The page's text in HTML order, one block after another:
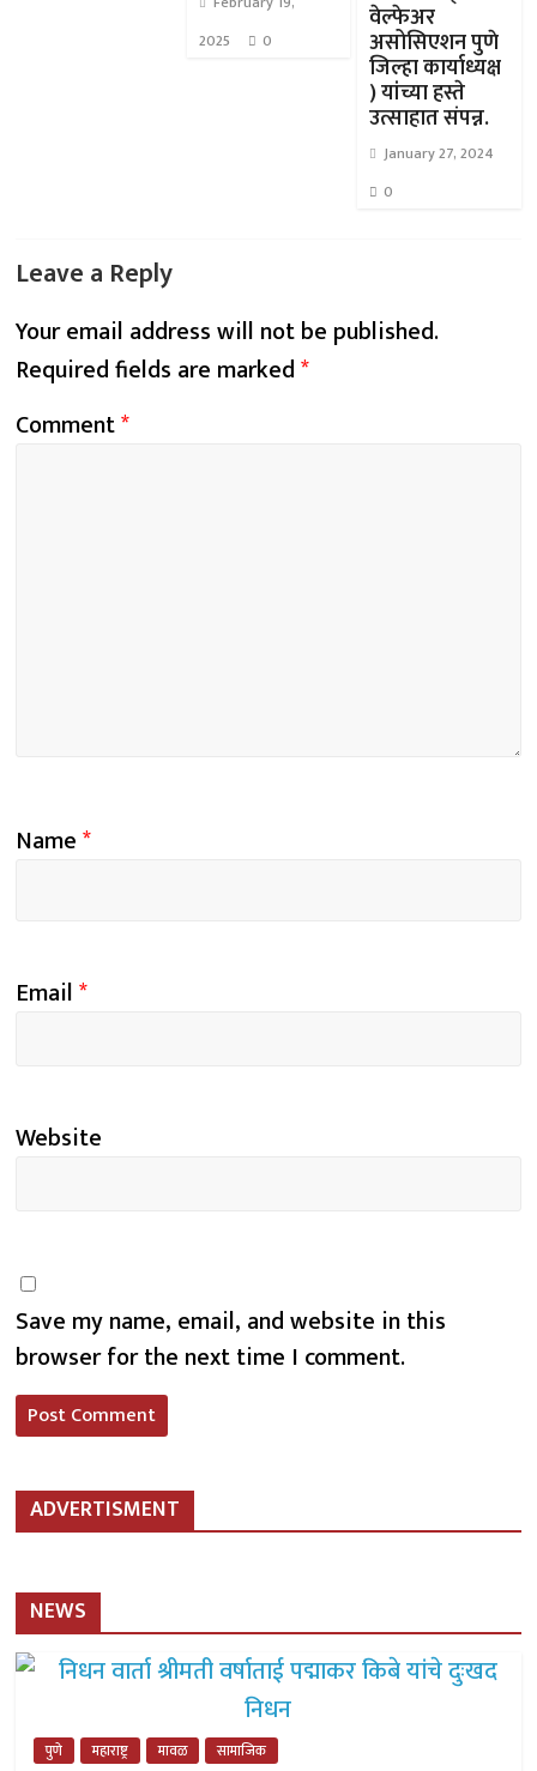
2025
0
वेल्फेअर
असोसिएशन पुणे
जिल्हा कार्याध्यक्ष
) यांच्या हस्ते
उत्साहात संपन्न.
January 27, 2024
0
Leave a Reply
Your email address will not be published.
Required fields are marked*
Comment*
Name*
Email*
Website
Save my name, email, and website in this
browser for the next time I comment.
ADVERTISMENT
NEWS
पुणे महाराष्ट्र मावळ सामाजिक